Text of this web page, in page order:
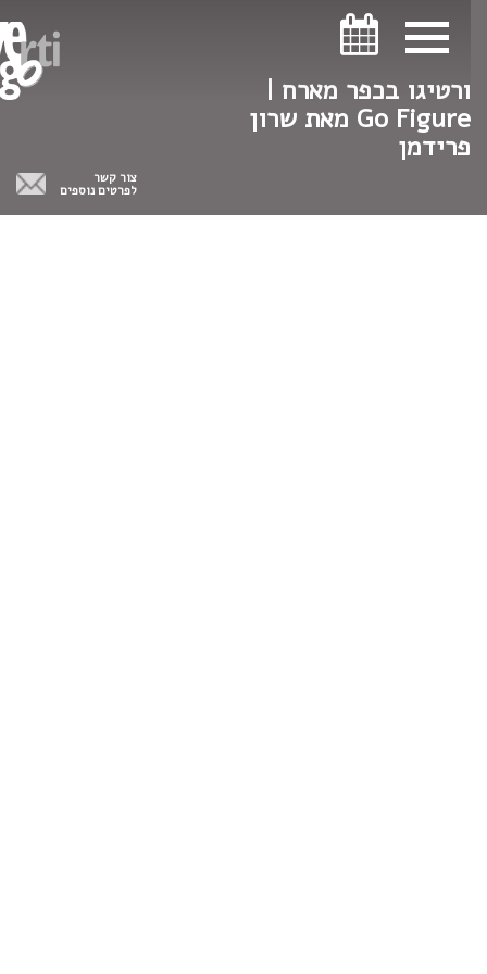
ורטיגו בכפר מארח |
Go Figure מאת שרון
פרידמן
צור קשר
לפרטים נוספים